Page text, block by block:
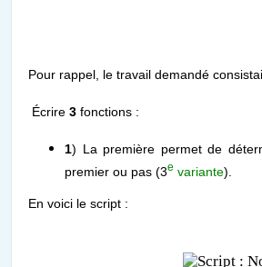
Pour rappel, le travail demandé
Écrire 3 fonctions :
1) La première permet de
premier ou pas (3e variante).
En voici le script :